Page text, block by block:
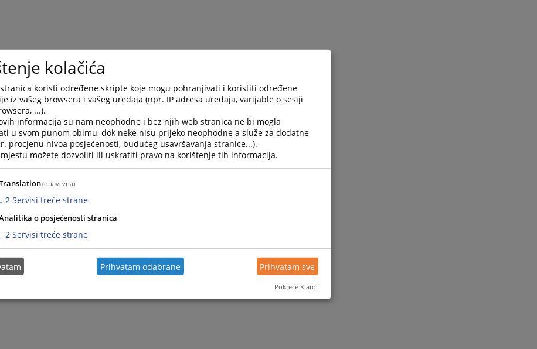
kolačića
koristi određene skripte koje mogu pohranjivati i koristiti određene
iz vašeg browsera i vašeg uređaja (npr. IP adresa uređaja, varijable o sesiji
...).
informacija su nam neophodne i bez njih web stranica ne bi mogla
u svom punom obimu, dok neke nisu prijeko neophodne a služe za dodatne
procjenu nivoa posjećenosti, budućeg usavršavanja stranice...).
mjestu možete dozvoliti ili uskratiti pravo na korištenje tih informacija.
(obavezna)
↓ 2 Servisi treće strane
o posjećenosti stranica
↓ 2 Servisi treće strane
Prihvatam odabrane Prihvatam sve
Pokreće Klaro!